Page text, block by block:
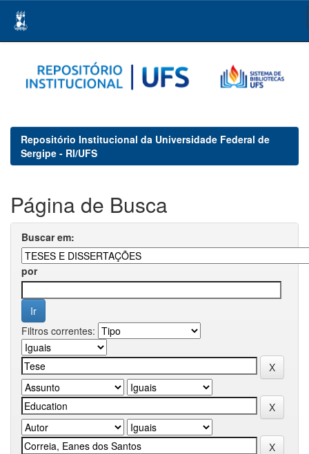
navigation
Repositório Institucional da Universidade Federal de
Sergipe - RI/UFS
Página de Busca
Buscar em:
por
Filtros correntes: